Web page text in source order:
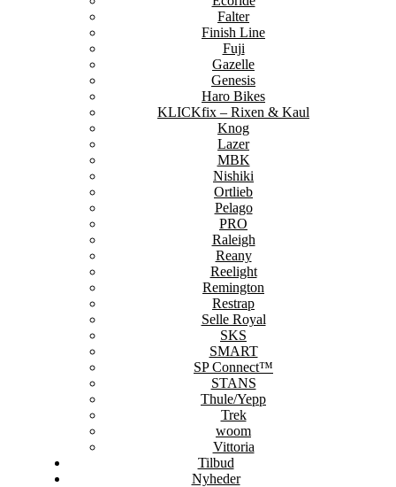
Falter
Finish Line
Fuji
Gazelle
Genesis
Haro Bikes
KLICKfix – Rixen & Kaul
Knog
Lazer
MBK
Nishiki
Ortlieb
Pelago
PRO
Raleigh
Reany
Reelight
Remington
Restrap
Selle Royal
SKS
SMART
SP Connect™
STANS
Thule/Yepp
Trek
woom
Vittoria
Tilbud
Nyheder